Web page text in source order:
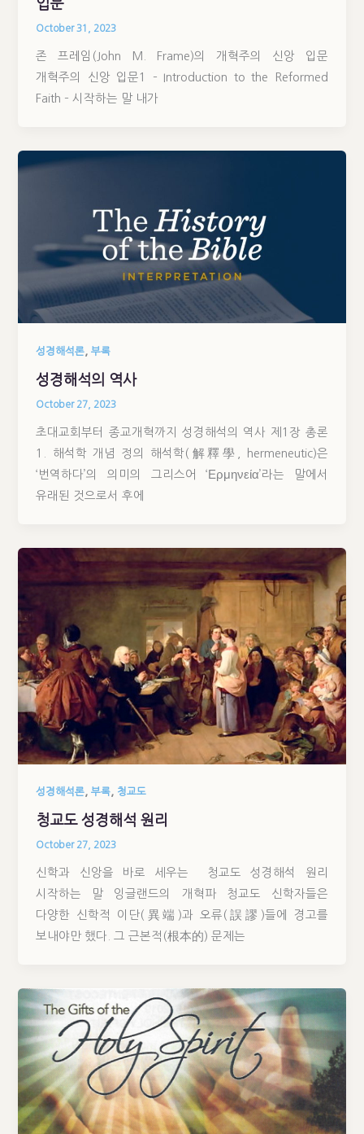
입문
October 31, 2023
존 프레임(John M. Frame)의 개혁주의 신앙 입문
개혁주의 신앙 입문1 – Introduction to the Reformed
Faith – 시작하는 말 내가
성경해석론,부록
성경해석의 역사
October 27, 2023
초대교회부터 종교개혁까지 성경해석의 역사 제1장 총론
1. 해석학 개념 정의 해석학(解釋學, hermeneutic)은
‘번역하다’의 의미의 그리스어 ‘Ερμηνεία’라는 말에서
유래된 것으로서 후에
성경해석론,부록, 청교도
청교도 성경해석 원리
October 27, 2023
신학과 신앙을 바로 세우는 청교도 성경해석 원리
시작하는 말 잉글랜드의 개혁파 청교도 신학자들은
다양한 신학적 이단(異端)과 오류(誤謬)들에 경고를
보내야만 했다. 그 근본적(根本的) 문제는